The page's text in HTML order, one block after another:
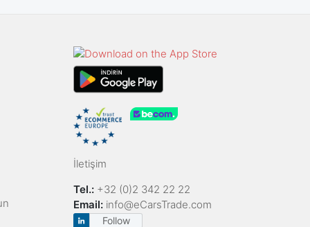
İletişim
Tel.: +32 (0)2 342 22 22
Email: info@eCarsTrade.com
Follow